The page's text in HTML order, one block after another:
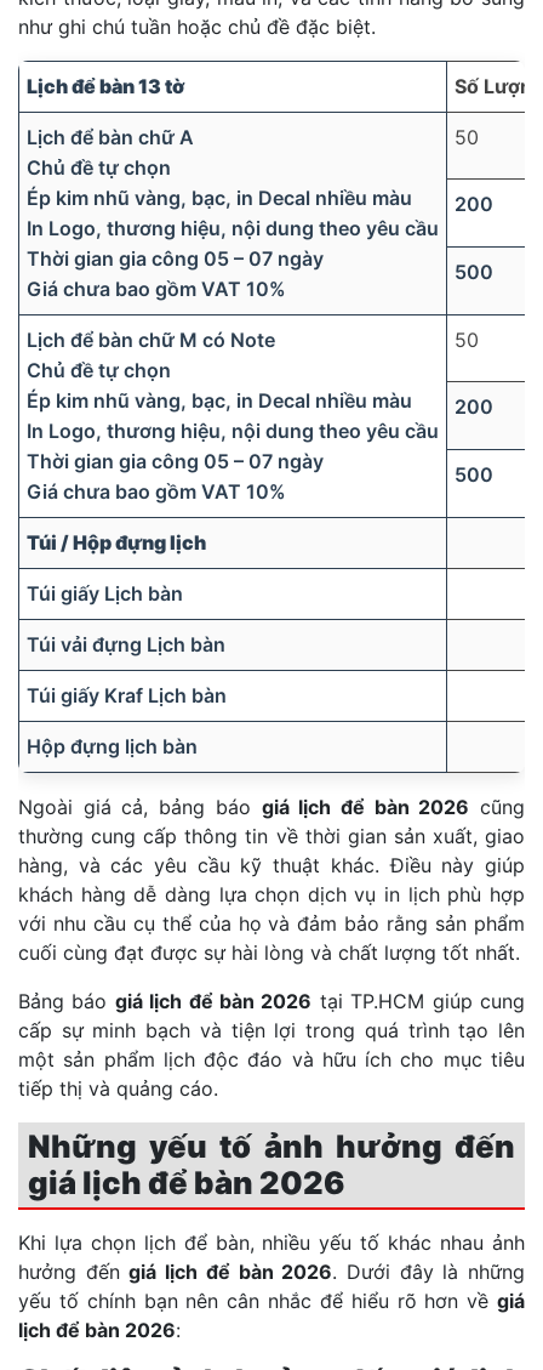
như ghi chú tuần hoặc chủ đề đặc biệt.
Lịch để bàn 13 tờ Số Lượng
Lịch để bàn chữ A
Chủ đề tự chọn
Ép kim nhũ vàng, bạc, in Decal nhiều màu
In Logo, thương hiệu, nội dung theo yêu cầu
Thời gian gia công 05 – 07 ngày
Giá chưa bao gồm VAT 10%
50
200
500
Lịch để bàn chữ M có Note
Chủ đề tự chọn
Ép kim nhũ vàng, bạc, in Decal nhiều màu
In Logo, thương hiệu, nội dung theo yêu cầu
Thời gian gia công 05 – 07 ngày
Giá chưa bao gồm VAT 10%
50
200
500
Túi / Hộp đựng lịch
Túi giấy Lịch bàn
Túi vải đựng Lịch bàn
Túi giấy Kraf Lịch bàn
Hộp đựng lịch bàn
Ngoài giá cả, bảng báo giá lịch để bàn 2026 cũng
thường cung cấp thông tin về thời gian sản xuất, giao
hàng, và các yêu cầu kỹ thuật khác. Điều này giúp
khách hàng dễ dàng lựa chọn dịch vụ in lịch phù hợp
với nhu cầu cụ thể của họ và đảm bảo rằng sản phẩm
cuối cùng đạt được sự hài lòng và chất lượng tốt nhất.
Bảng báo giá lịch để bàn 2026 tại TP.HCM giúp cung
cấp sự minh bạch và tiện lợi trong quá trình tạo lên
một sản phẩm lịch độc đáo và hữu ích cho mục tiêu
tiếp thị và quảng cáo.
Những yếu tố ảnh hưởng đến
giá lịch để bàn 2026
Khi lựa chọn lịch để bàn, nhiều yếu tố khác nhau ảnh
hưởng đếngiá lịch để bàn 2026. Dưới đây là những
yếu tố chính bạn nên cân nhắc để hiểu rõ hơn về giá
lịch để bàn 2026: